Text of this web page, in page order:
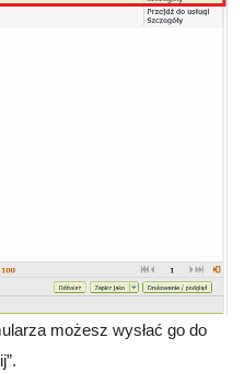
możesz wysłać go do